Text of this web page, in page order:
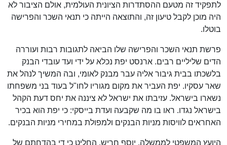
לתפקיד זה מטעם ההסתדרות הציונית העולמית, אולם הציבור לא
היה מוכן לקבל טיעון זה, והתוצאה הייתה כי תנאי השכר והפרישה
בוטלו.
פרשת תנאי השכר והפרישה שלו הביאה לתגובות רבות ועוררה
הדים שליליים רבים. ארנסט יפת נכלא על ידי ועד עובדי הבנק
בלשכתו בבית גיבור אליה עבר מבנק לאומי, ובה המשיך לנהל את
שאר עסקיו. יפת העביר את מקום מגוריו לחו"ל בעוד בני משפחתו
נשארו בישראל. עזיבתו את ישראל לא ציננה את יחס דעת הקהל
בישראל נגדו. ראו בו מה שקבעה ועדת בייסקי: כי יפת הוא בכיר
האחראים לוויסות מניות הבנקים ולמפולת במחירי מניות הבנקים.
היועץ המשפטי לממשלה, יוסף חריש, החליט כי די בהדחתם של